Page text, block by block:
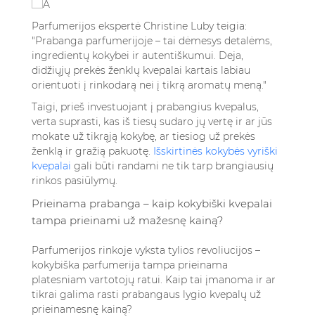
Parfumerijos ekspertė Christine Luby teigia:
"Prabanga parfumerijoje – tai dėmesys detalėms,
ingredientų kokybei ir autentiškumui. Deja,
didžiųjų prekės ženklų kvepalai kartais labiau
orientuoti į rinkodarą nei į tikrą aromatų meną."
Taigi, prieš investuojant į prabangius kvepalus,
verta suprasti, kas iš tiesų sudaro jų vertę ir ar jūs
mokate už tikrąją kokybę, ar tiesiog už prekės
ženklą ir gražią pakuotę. Išskirtinės kokybės vyriški
kvepalai gali būti randami ne tik tarp brangiausių
rinkos pasiūlymų.
Prieinama prabanga – kaip kokybiški kvepalai
tampa prieinami už mažesnę kainą?
Parfumerijos rinkoje vyksta tylios revoliucijos –
kokybiška parfumerija tampa prieinama
platesniam vartotojų ratui. Kaip tai įmanoma ir ar
tikrai galima rasti prabangaus lygio kvepalų už
prieinamesnę kainą?